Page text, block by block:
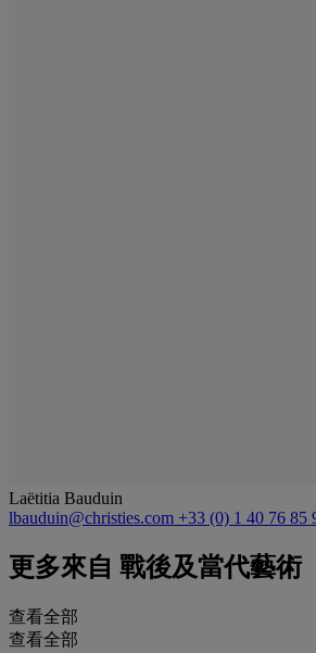
Laëtitia Bauduin
lbauduin@christies.com +33 (0) 1 40 76 85
更多來自 戰後及當代藝術
查看全部
查看全部